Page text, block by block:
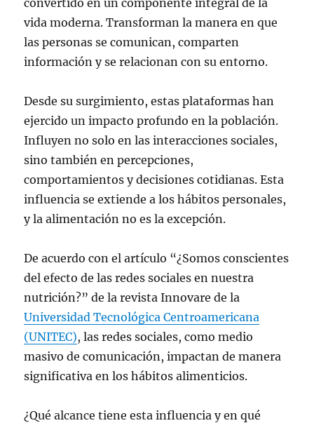
convertido en un componente integral de la
vida moderna. Transforman la manera en que
las personas se comunican, comparten
información y se relacionan con su entorno.
Desde su surgimiento, estas plataformas han
ejercido un impacto profundo en la población.
Influyen no solo en las interacciones sociales,
sino también en percepciones,
comportamientos y decisiones cotidianas. Esta
influencia se extiende a los hábitos personales,
y la alimentación no es la excepción.
De acuerdo con el artículo “¿Somos conscientes
del efecto de las redes sociales en nuestra
nutrición?” de la revista Innovare de la
Universidad Tecnológica Centroamericana
(UNITEC), las redes sociales, como medio
masivo de comunicación, impactan de manera
significativa en los hábitos alimenticios.
¿Qué alcance tiene esta influencia y en qué